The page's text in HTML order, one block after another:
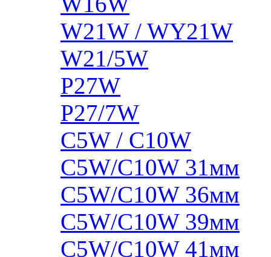
W21W / WY21W
W21/5W
P27W
P27/7W
C5W / C10W
C5W/C10W 31мм
C5W/C10W 36мм
C5W/C10W 39мм
C5W/C10W 41мм